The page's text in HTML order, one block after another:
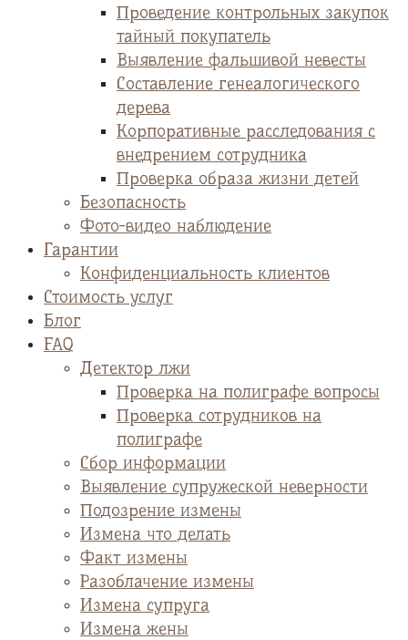
Проведение контрольных закупок
тайный покупатель
Выявление фальшивой невесты
Cоставление генеалогического
дерева
Корпоративные расследования с
внедрением сотрудника
Проверка образа жизни детей
Безопасность
Фото-видео наблюдение
Гарантии
Конфиденциальность клиентов
Стоимость услуг
Блог
FAQ
Детектор лжи
Проверка на полиграфе вопросы
Проверка сотрудников на
полиграфе
Сбор информации
Выявление супружеской неверности
Подозрение измены
Измена что делать
Факт измены
Разоблачение измены
Измена супруга
Измена жены